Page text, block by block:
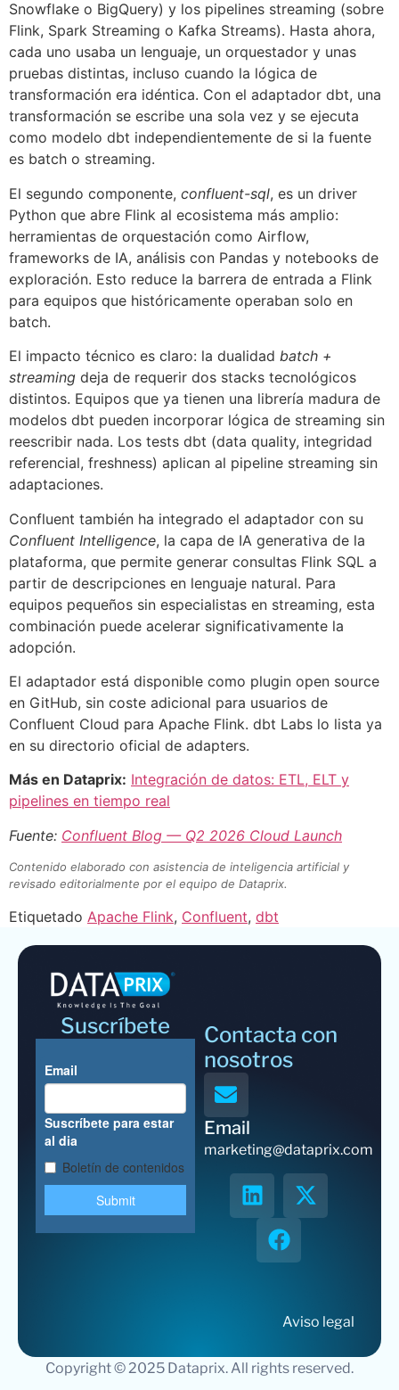
Snowflake o BigQuery) y los pipelines streaming (sobre
Flink, Spark Streaming o Kafka Streams). Hasta ahora,
cada uno usaba un lenguaje, un orquestador y unas
pruebas distintas, incluso cuando la lógica de
transformación era idéntica. Con el adaptador dbt, una
transformación se escribe una sola vez y se ejecuta
como modelo dbt independientemente de si la fuente
es batch o streaming.
El segundo componente, confluent-sql, es un driver
Python que abre Flink al ecosistema más amplio:
herramientas de orquestación como Airflow,
frameworks de IA, análisis con Pandas y notebooks de
exploración. Esto reduce la barrera de entrada a Flink
para equipos que históricamente operaban solo en
batch.
El impacto técnico es claro: la dualidad batch +
streaming deja de requerir dos stacks tecnológicos
distintos. Equipos que ya tienen una librería madura de
modelos dbt pueden incorporar lógica de streaming sin
reescribir nada. Los tests dbt (data quality, integridad
referencial, freshness) aplican al pipeline streaming sin
adaptaciones.
Confluent también ha integrado el adaptador con su
Confluent Intelligence, la capa de IA generativa de la
plataforma, que permite generar consultas Flink SQL a
partir de descripciones en lenguaje natural. Para
equipos pequeños sin especialistas en streaming, esta
combinación puede acelerar significativamente la
adopción.
El adaptador está disponible como plugin open source
en GitHub, sin coste adicional para usuarios de
Confluent Cloud para Apache Flink. dbt Labs lo lista ya
en su directorio oficial de adapters.
Más en Dataprix: Integración de datos: ETL, ELT y
pipelines en tiempo real
Fuente: Confluent Blog — Q2 2026 Cloud Launch
Contenido elaborado con asistencia de inteligencia artificial y
revisado editorialmente por el equipo de Dataprix.
Etiquetado Apache Flink, Confluent, dbt
Suscríbete
Contacta con
nosotros
Email
marketing@dataprix.com
Aviso legal
Copyright © 2025 Dataprix. All rights reserved.